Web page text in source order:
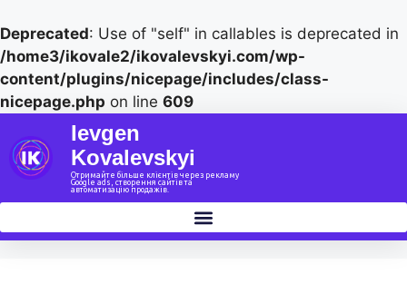
Deprecated: Use of "self" in callables is deprecated in
/home3/ikovale2/ikovalevskyi.com/wp-
content/plugins/nicepage/includes/class-
nicepage.php on line 609
Ievgen
Kovalevskyi
Отримайте більше клієнтів через рекламу
Google ads, створення сайтів та
автоматизацію продажів.